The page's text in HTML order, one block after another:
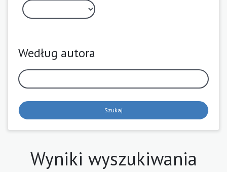
Według autora
Szukaj
Wyniki wyszukiwania